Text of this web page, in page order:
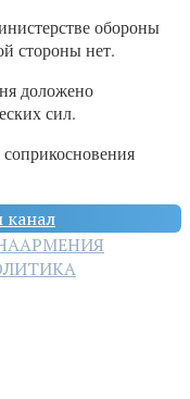
обороны
стороны нет.
доложено
сил.
канал
АРМЕНИЯ